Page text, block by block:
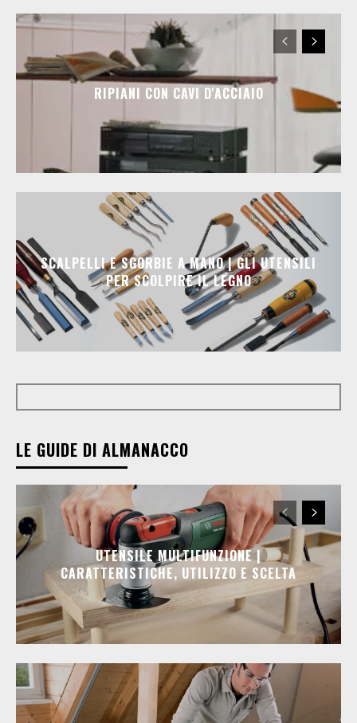
RIPIANI CON CAVI D'ACCIAIO
SCALPELLI E SGORBIE A MANO | GLI UTENSILI
PER SCOLPIRE IL LEGNO
LE GUIDE DI ALMANACCO
UTENSILE MULTIFUNZIONE |
CARATTERISTICHE, UTILIZZO E SCELTA